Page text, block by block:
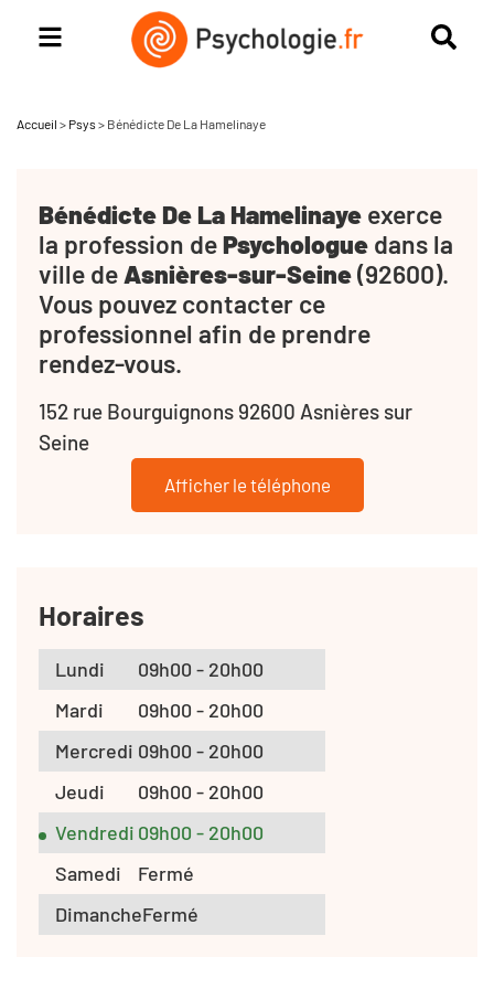
Accueil > Psys > Bénédicte De La Hamelinaye
Bénédicte De La Hamelinaye exerce
la profession dePsychologue dans la
ville deAsnières-sur-Seine(92600).
Vous pouvez contacter ce
professionnel afin de prendre
rendez-vous.
152 rue Bourguignons 92600 Asnières sur
Seine
Afficher le téléphone
Horaires
Lundi
09h00 - 20h00
Mardi
09h00 - 20h00
Mercredi 09h00 - 20h00
Jeudi
09h00 - 20h00
Vendredi 09h00 - 20h00
Samedi
Fermé
DimancheFermé